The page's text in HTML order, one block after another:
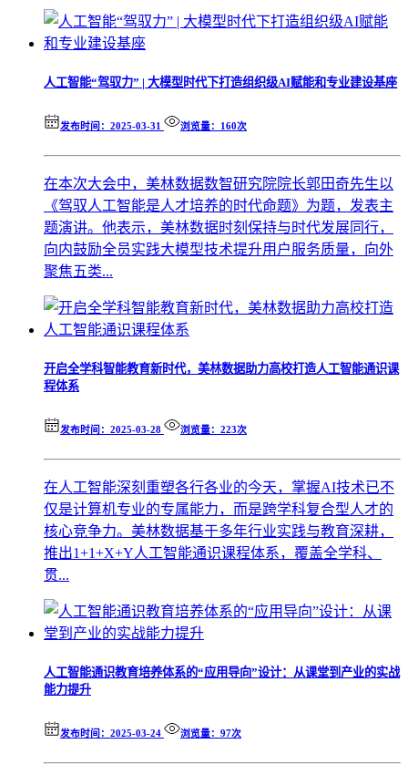
人工智能“驾驭力” | 大模型时代下打造组织级AI赋能和专业建设基座
发布时间：2025-03-31 浏览量：160次
在本次大会中，美林数据数智研究院院长郭田奇先生以
《驾驭人工智能是人才培养的时代命题》为题，发表主
题演讲。他表示，美林数据时刻保持与时代发展同行，
向内鼓励全员实践大模型技术提升用户服务质量，向外
聚焦五类...
开启全学科智能教育新时代，美林数据助力高校打造人工智能通识课
程体系
发布时间：2025-03-28 浏览量：223次
在人工智能深刻重塑各行各业的今天，掌握AI技术已不
仅是计算机专业的专属能力，而是跨学科复合型人才的
核心竞争力。美林数据基于多年行业实践与教育深耕，
推出1+1+X+Y人工智能通识课程体系，覆盖全学科、
贯...
人工智能通识教育培养体系的“应用导向”设计：从课堂到产业的实战
能力提升
发布时间：2025-03-24 浏览量：97次